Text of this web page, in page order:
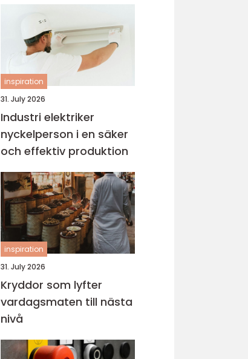
inspiration
31. July 2026
Industri elektriker
nyckelperson i en säker
och effektiv produktion
inspiration
31. July 2026
Kryddor som lyfter
vardagsmaten till nästa
nivå